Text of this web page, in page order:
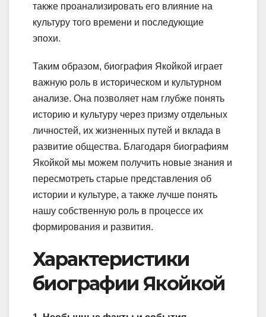
также проанализировать его влияние на
культуру того времени и последующие
эпохи.
Таким образом, биография Якойкой играет
важную роль в историческом и культурном
анализе. Она позволяет нам глубже понять
историю и культуру через призму отдельных
личностей, их жизненных путей и вклада в
развитие общества. Благодаря биографиям
Якойкой мы можем получить новые знания и
пересмотреть старые представления об
истории и культуре, а также лучше понять
нашу собственную роль в процессе их
формирования и развития.
Характеристики
биографии Якойкой